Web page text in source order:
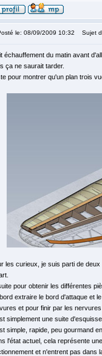
le: 08/09/2009 10:32 Sujet
échauffement du matin avant
ça ne saurait tarder.
pour montrer qu'un plan trois
les curieux, je suis parti de
pour obtenir les différentes
extraire le bord d'attaque et
et pour finir par les
simplement une suite
simple, rapide, peu gourmand
l'état actuel, cela représente
et n'entrent pas dans